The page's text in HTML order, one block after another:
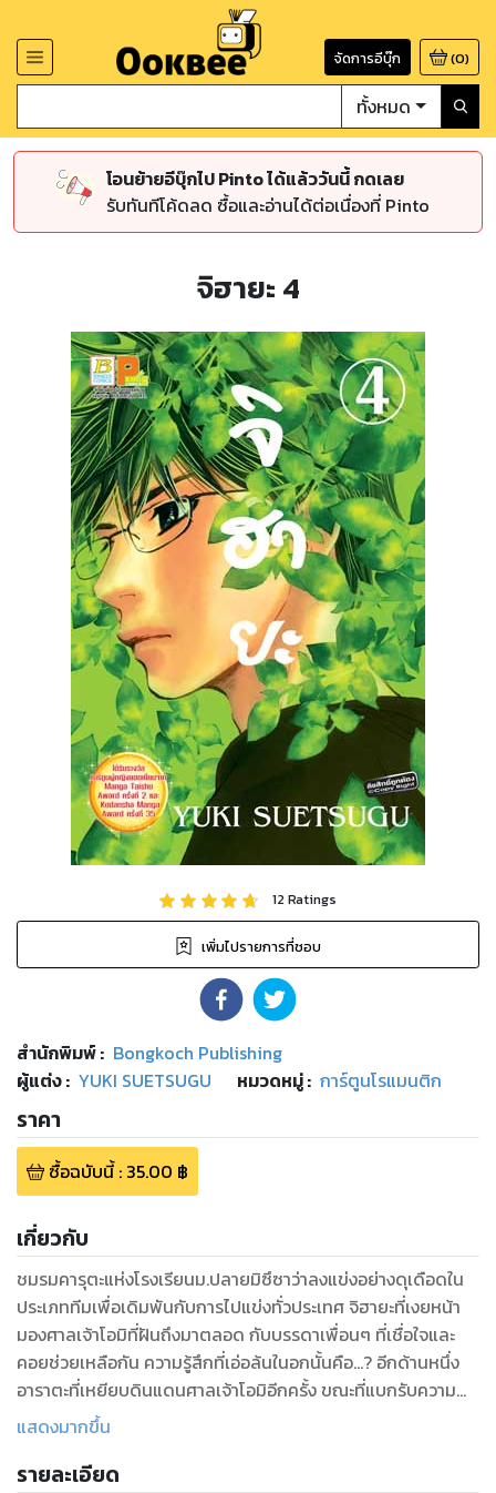
จัดการอีบุ๊ก (0)
ทั้งหมด
โอนย้ายอีบุ๊กไป Pinto ได้แล้ววันนี้ กดเลย
รับทันทีโค้ดลด ซื้อและอ่านได้ต่อเนื่องที่ Pinto
จิฮายะ 4
12Ratings
เพิ่มไปรายการที่ชอบ
สำนักพิมพ์: Bongkoch Publishing
ผู้แต่ง : YUKI SUETSUGU หมวดหมู่: การ์ตูนโรแมนติก
ราคา
ซื้อฉบับนี้: 35.00 ฿
เกี่ยวกับ
ชมรมคารุตะแห่งโรงเรียนม.ปลายมิซึซาว่าลงแข่งอย่างดุเดือดใน
ประเภททีมเพื่อเดิมพันกับการไปแข่งทั่วประเทศ จิฮายะที่เงยหน้า
มองศาลเจ้าโอมิที่ฝันถึงมาตลอด กับบรรดาเพื่อนๆ ที่เชื่อใจและ
คอยช่วยเหลือกัน ความรู้สึกที่เอ่อล้นในอกนั้นคือ…? อีกด้านหนึ่ง
อาราตะที่เหยียบดินแดนศาลเจ้าโอมิอีกครั้ง ขณะที่แบกรับความ
จริงอันไม่อาจเปิดเผยให้ใครรู้... ความเร่าร้อนนำทางสู่ศาลเจ้าโอมิ
แสดงมากขึ้น
รายละเอียด